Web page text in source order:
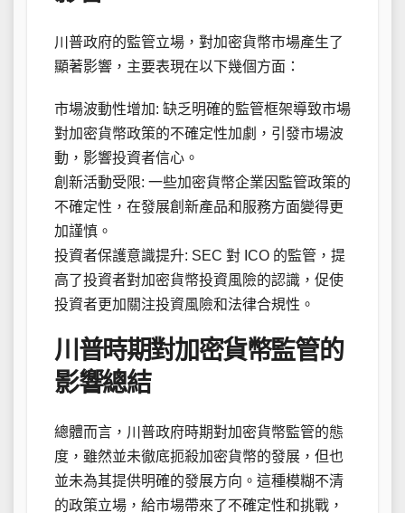
川普政府的監管立場，對加密貨幣市場產生了
顯著影響，主要表現在以下幾個方面：
市場波動性增加: 缺乏明確的監管框架導致市場
對加密貨幣政策的不確定性加劇，引發市場波
動，影響投資者信心。
創新活動受限: 一些加密貨幣企業因監管政策的
不確定性，在發展創新產品和服務方面變得更
加謹慎。
投資者保護意識提升: SEC 對 ICO 的監管，提
高了投資者對加密貨幣投資風險的認識，促使
投資者更加關注投資風險和法律合規性。
川普時期對加密貨幣監管的
影響總結
總體而言，川普政府時期對加密貨幣監管的態
度，雖然並未徹底扼殺加密貨幣的發展，但也
並未為其提供明確的發展方向。這種模糊不清
的政策立場，給市場帶來了不確定性和挑戰，